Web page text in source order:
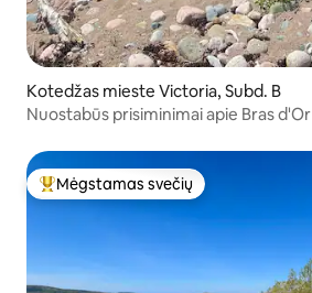
Kotedžas mieste Victoria, Subd. B
Nuostabūs prisiminimai apie Bras d'Or
Svečių mėgstamiausias
Mėgstamas svečių